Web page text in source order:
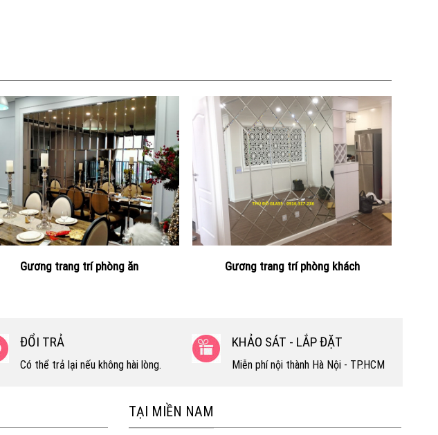
Gương trang trí phòng ăn Gương trang trí phòng khách
ĐỔI TRẢ
Có thể trả lại nếu không hài lòng.
KHẢO SÁT - LẮP ĐẶT
Miễn phí nội thành Hà Nội - TP.HCM
TẠI MIỀN NAM